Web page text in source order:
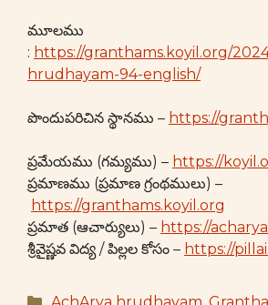
మూలము
: https://granthams.koyil.org/
hrudhayam-94-english/
పొందుపరిచిన స్థానము – https://
ప్రమేయము (గమ్యము) – https://
ప్రమాణము (ప్రమాణ గ్రంథములు) –
https://granthams.koyil.org
ప్రమాత (ఆచార్యులు) – https://
శ్రీవైష్ణవ విద్య / పిల్లల కోసం – https://
Categories